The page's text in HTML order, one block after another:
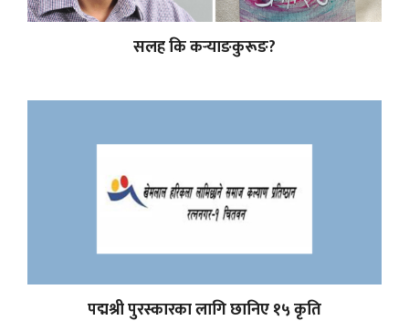
सलह कि कर्‍याङकुरूङ?
पद्मश्री पुरस्कारका लागि छानिए १५ कृति